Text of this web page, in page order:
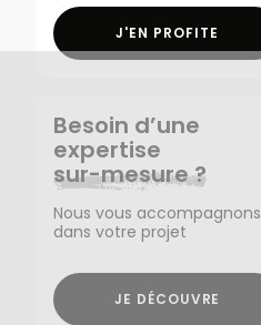
J'EN PROFITE
Besoin d’une
expertise
sur-mesure ?
Nous vous accompagnons
dans votre projet
JE DÉCOUVRE